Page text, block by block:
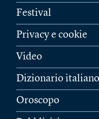
Festival
Privacy e cookie
Video
Dizionario italiano
Oroscopo